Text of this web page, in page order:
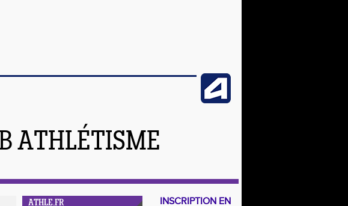
ATHLÉTISME
ATHLE.FR
INSCRIPTION EN